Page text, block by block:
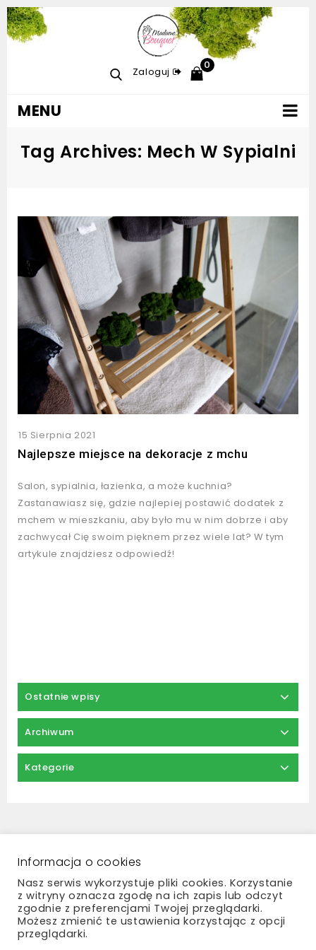
Zaloguj
0
MENU
Tag Archives: Mech W Sypialni
15 Sierpnia 2021
Najlepsze miejsce na dekoracje z mchu
Salon, sypialnia, łazienka, a może kuchnia?
Zastanawiasz się, gdzie najlepiej postawić dodatek z
mchem w mieszkaniu, aby było mu w nim dobrze i aby
zachwycał Cię swoim pięknem przez wiele lat? W tym
artykule znajdziesz odpowiedź!
Ostatnie wpisy
Archiwum
Kategorie
Polityka prywatności
Kontakt
Informacja o cookies
Nasz serwis wykorzystuje pliki cookies. Korzystanie
z witryny oznacza zgodę na ich zapis lub odczyt
zgodnie z preferencjami Twojej przeglądarki.
Możesz zmienić te ustawienia korzystając z opcji
przeglądarki.